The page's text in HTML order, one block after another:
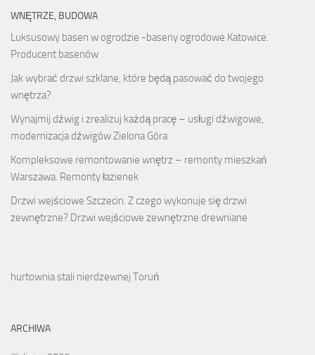
WNĘTRZE, BUDOWA
Luksusowy basen w ogrodzie -baseny ogrodowe Katowice.
Producent basenów
Jak wybrać drzwi szklane, które będą pasować do twojego
wnętrza?
Wynajmij dźwig i zrealizuj każdą pracę – usługi dźwigowe,
modernizacja dźwigów Zielona Góra
Kompleksowe remontowanie wnętrz – remonty mieszkań
Warszawa. Remonty łazienek
Drzwi wejściowe Szczecin. Z czego wykonuje się drzwi
zewnętrzne? Drzwi wejściowe zewnętrzne drewniane
hurtownia stali nierdzewnej Toruń
ARCHIWA